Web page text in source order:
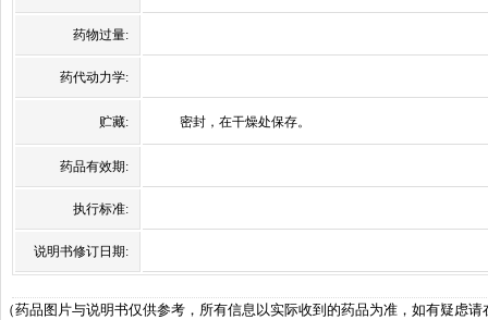
药物过量:
药代动力学:
贮藏: 密封，在干燥处保存。
药品有效期:
执行标准:
说明书修订日期:
（药品图片与说明书仅供参考，所有信息以实际收到的药品为准，如有疑虑